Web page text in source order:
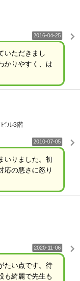
2016-04-25
いただきまし
かりやすく、は
ル3階
2010-07-05
いりました。初
応の悪さに怒り
2020-11-06
たい点です。待
も綺麗で先生も